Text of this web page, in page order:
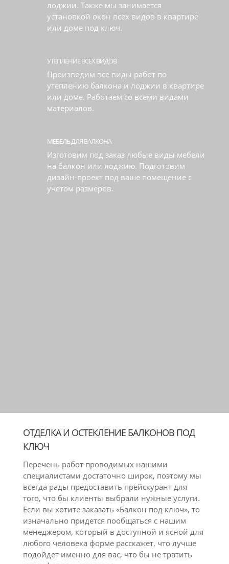
лоджии. Также мы занимается
установкой окон всех видов в квартире
или доме под ключ.
УТЕПЛЕНИЕ ВСЕХ ВИДОВ
Производим все виды работ по
утеплению балкона и лоджии в квартире
или доме. Работаем со всеми видами
материалов.
МЕБЕЛЬ ДЛЯ БАЛКОНА
Изготовим под заказ любые виды мебели
на балкон или лоджию. Подготовим
дизайн-проект под ваше помещение с
учетом размеров.
ОТДЕЛКА И ОСТЕКЛЕНИЕ БАЛКОНОВ ПОД
КЛЮЧ
Перечень работ проводимых нашими
специалистами достаточно широк, поэтому мы
всегда рады предоставить прейскурант для
того, что бы клиенты выбрали нужные услуги.
Если вы хотите заказать «Балкон под ключ», то
изначально придется пообщаться с нашим
менеджером, который в доступной и ясной для
любого человека форме расскажет, что лучше
подойдет именно для вас, что бы не тратить